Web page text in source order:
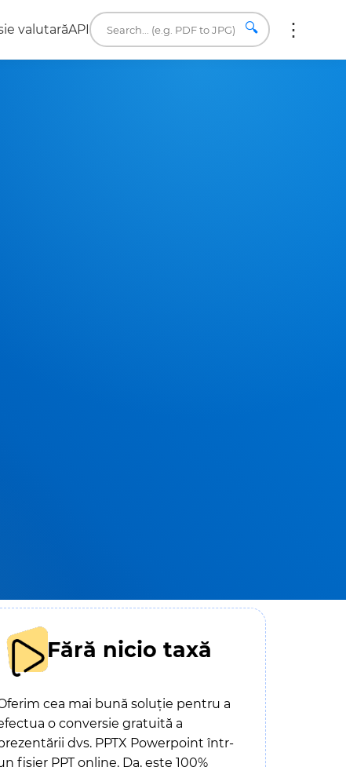
valutarăAPI 🔍
Fără nicio taxă
cea mai bună soluție pentru a
o conversie gratuită a
dvs. PPTX Powerpoint într-
fișier PPT online. Da, este 100%